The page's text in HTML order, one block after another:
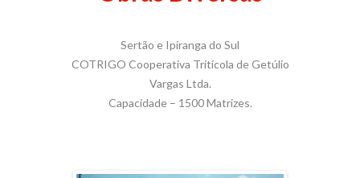
Sertão e Ipiranga do Sul
COTRIGO Cooperativa Tritícola de Getúlio
Vargas Ltda.
Capacidade – 1500 Matrizes.